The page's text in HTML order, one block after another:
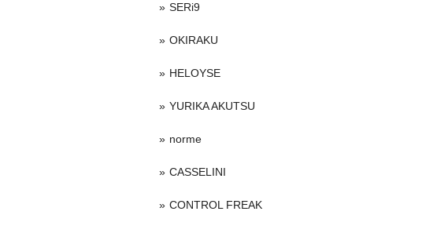
SERi9
OKIRAKU
HELOYSE
YURIKA AKUTSU
norme
CASSELINI
CONTROL FREAK